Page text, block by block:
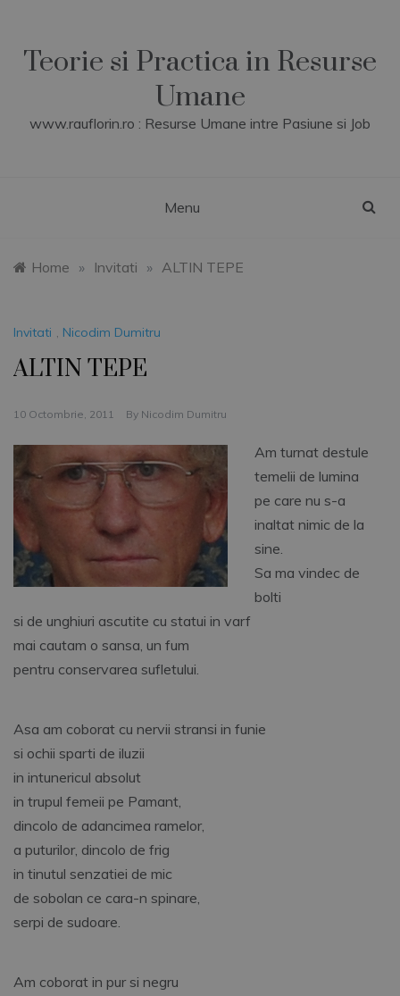
contentTeorie si Practica in Resurse
Umane
www.rauflorin.ro : Resurse Umane intre Pasiune si Job
Menu
Home » Invitati » ALTIN TEPE
Invitati , Nicodim Dumitru
ALTIN TEPE
10 Octombrie, 2011 By Nicodim Dumitru
Am turnat destule
temelii de lumina
pe care nu s-a
inaltat nimic de la
sine.
Sa ma vindec de
bolti
si de unghiuri ascutite cu statui in varf
mai cautam o sansa, un fum
pentru conservarea sufletului.
Asa am coborat cu nervii stransi in funie
si ochii sparti de iluzii
in intunericul absolut
in trupul femeii pe Pamant,
dincolo de adancimea ramelor,
a puturilor, dincolo de frig
in tinutul senzatiei de mic
de sobolan ce cara-n spinare,
serpi de sudoare.
Am coborat in pur si negru